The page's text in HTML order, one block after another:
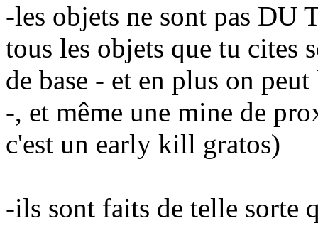
-les objets ne sont pas DU
tous les objets que tu cites
de base - et en plus on
-, et même une mine de
c'est un early kill gratos)
-ils sont faits de telle sorte